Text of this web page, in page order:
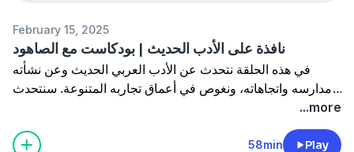
February 15, 2025
نافذة على الأدب الحديث | بودكاست مع الصاهود
في هذه الحلقة نتحدث عن الأدب العربي الحديث وعن نشأته
ومدارسه واتجاهاته، ونغوص في أعماق تجاربه المتنوعة. سنتحدث
عن أبرز الشعراء المعاصرين، ونتناول موضوعاتهم المميزة التي
تعكس التغيرات الثقافية والاجتماعية في العالم العربي.سنتناول
المدارس الأدبية الرئيسية، ونستعرض أهم الخصائص لكل مدرسة،
...more
58min Play